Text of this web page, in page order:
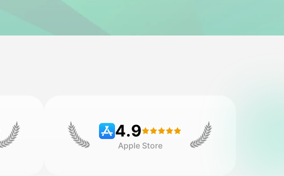
4.9
Apple Store